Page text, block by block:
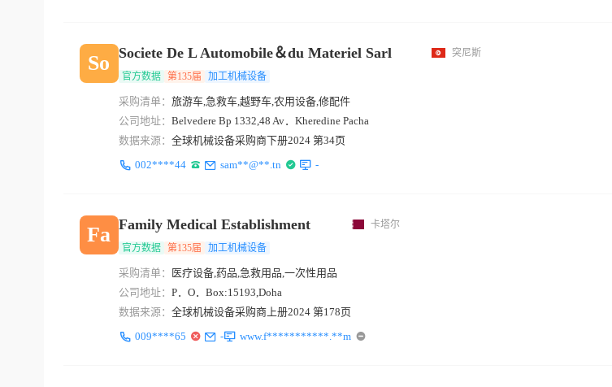
So Societe De L Automobile＆du Materiel Sarl 突尼斯
官方数据 第135届 加工机械设备
采购清单： 旅游车,急救车,越野车,农用设备,修配件
公司地址： Belvedere Bp 1332,48 Av．Kheredine Pacha
数据来源： 全球机械设备采购商下册2024 第34页
002****44
sam**@**.tn -
Fa Family Medical Establishment 卡塔尔
官方数据 第135届 加工机械设备
采购清单：
医疗设备,药品,急救用品,一次性用品
公司地址： P．O．Box:15193,Doha
数据来源： 全球机械设备采购商上册2024 第178页
009****65
- www.f***********.**m